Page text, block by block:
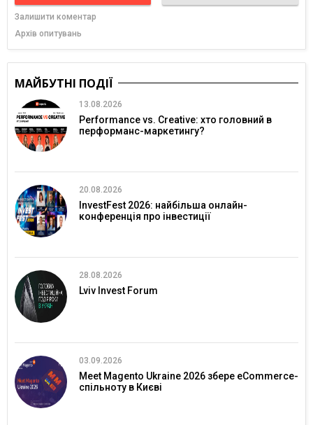
Залишити коментар
Архів опитувань
МАЙБУТНІ ПОДІЇ
13.08.2026
Performance vs. Creative: хто головний в
перформанс-маркетингу?
20.08.2026
InvestFest 2026: найбільша онлайн-
конференція про інвестиції
28.08.2026
Lviv Invest Forum
03.09.2026
Meet Magento Ukraine 2026 збере eCommerce-
спільноту в Києві